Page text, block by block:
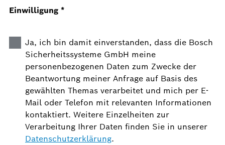
Einwilligung *
Ja, ich bin damit einverstanden, dass die Bosch
Sicherheitssysteme GmbH meine
personenbezogenen Daten zum Zwecke der
Beantwortung meiner Anfrage auf Basis des
gewählten Themas verarbeitet und mich per E-
Mail oder Telefon mit relevanten Informationen
kontaktiert. Weitere Einzelheiten zur
Verarbeitung Ihrer Daten finden Sie in unserer
Datenschutzerklärung.